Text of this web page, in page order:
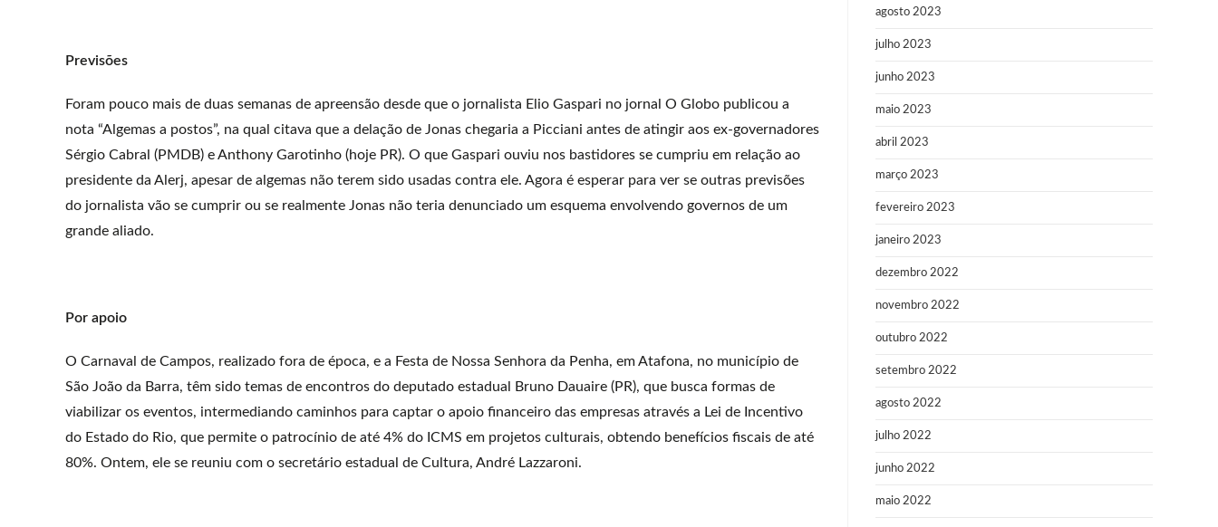
Previsões
Foram pouco mais de duas semanas de apreensão desde que o jornalista Elio Gaspari no jornal O Globo publicou a
nota “Algemas a postos”, na qual citava que a delação de Jonas chegaria a Picciani antes de atingir aos ex-governadores
Sérgio Cabral (PMDB) e Anthony Garotinho (hoje PR). O que Gaspari ouviu nos bastidores se cumpriu em relação ao
presidente da Alerj, apesar de algemas não terem sido usadas contra ele. Agora é esperar para ver se outras previsões
do jornalista vão se cumprir ou se realmente Jonas não teria denunciado um esquema envolvendo governos de um
grande aliado.
Por apoio
O Carnaval de Campos, realizado fora de época, e a Festa de Nossa Senhora da Penha, em Atafona, no município de
São João da Barra, têm sido temas de encontros do deputado estadual Bruno Dauaire (PR), que busca formas de
viabilizar os eventos, intermediando caminhos para captar o apoio financeiro das empresas através a Lei de Incentivo
do Estado do Rio, que permite o patrocínio de até 4% do ICMS em projetos culturais, obtendo benefícios fiscais de até
80%. Ontem, ele se reuniu com o secretário estadual de Cultura, André Lazzaroni.
agosto 2023
julho 2023
junho 2023
maio 2023
abril 2023
março 2023
fevereiro 2023
janeiro 2023
dezembro 2022
novembro 2022
outubro 2022
setembro 2022
agosto 2022
julho 2022
junho 2022
maio 2022